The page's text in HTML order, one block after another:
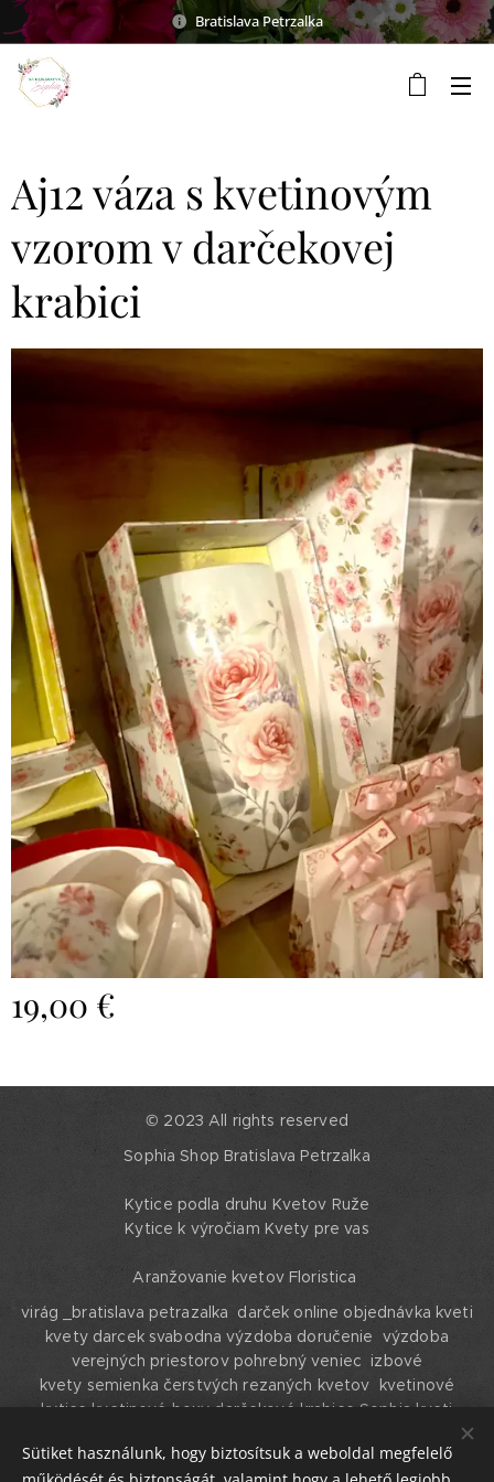
Bratislava Petrzalka
Aj12 váza s kvetinovým
vzorom v darčekovej
krabici
19,00 €
© 2023 All rights reserved
Sophia Shop Bratislava Petrzalka
Kytice podla druhu Kvetov Ruže
Kytice k výročiam Kvety pre vas
Aranžovanie kvetov Floristica
virág _bratislava petrazalka darček online objednávka kveti
kvety darcek svabodna výzdoba doručenie výzdoba
verejných priestorov pohrebný veniec izbové
kvety semienka čerstvých rezaných kvetov kvetinové
kytice kvetinové boxy darčekové krabice Sophia kveti
Cookies
Sütiket használunk, hogy biztosítsuk a weboldal megfelelő